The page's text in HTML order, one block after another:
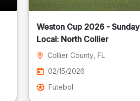
Weston Cup 2026 - Sunday
Local: North Collier
Collier County, FL
02/15/2026
Futebol